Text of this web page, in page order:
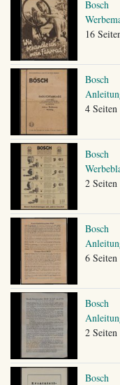
Bosch
16
Bosch
4 Seiten
Bosch
2 Seiten
Bosch
6 Seiten
Bosch
2 Seiten
Bosch